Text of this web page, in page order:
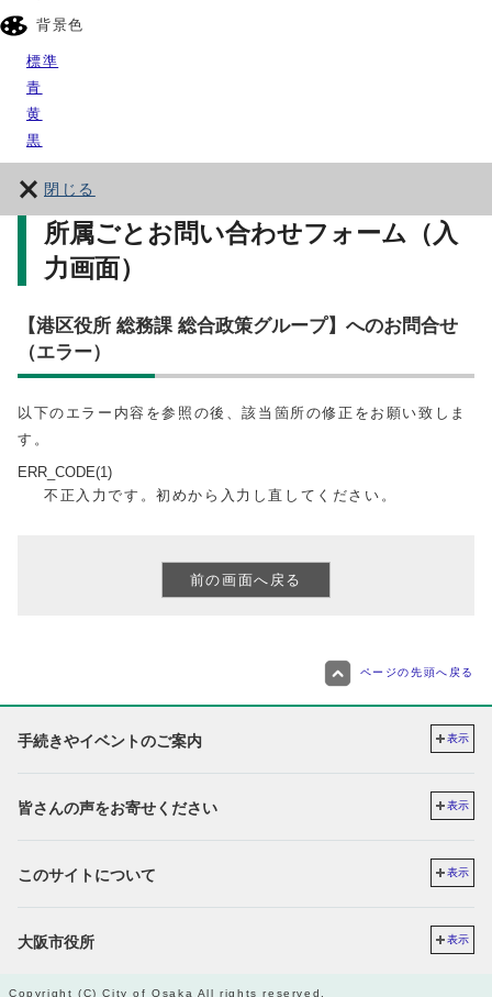
背景色
標準
青
黄
黒
閉じる
所属ごとお問い合わせフォーム（入
力画面）
【港区役所 総務課 総合政策グループ】へのお問合せ
（エラー）
以下のエラー内容を参照の後、該当箇所の修正をお願い致しま
す。
ERR_CODE(1)
不正入力です。初めから入力し直してください。
ページの先頭へ戻る
手続きやイベントのご案内 表示
皆さんの声をお寄せください 表示
このサイトについて 表示
大阪市役所 表示
Copyright (C) City of Osaka All rights reserved.